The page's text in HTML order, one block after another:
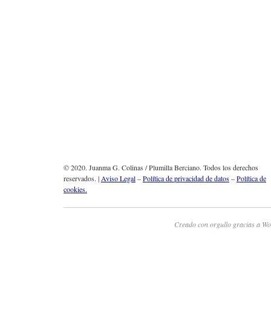
© 2020. Juanma G. Colinas / Plumilla Berciano. Todos los derechos
reservados. |Aviso Legal–Política de privacidad de datos–Política de
cookies.
Creado con orgullo gracias a